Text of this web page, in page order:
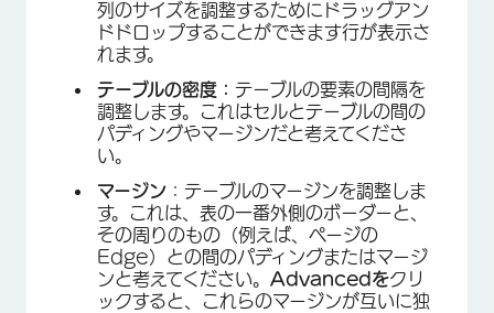
列のサイズを調整するためにドラッグアン
ドドロップすることができます行が表示さ
れます。
テーブルの密度： テーブルの要素の間隔を
調整します。これはセルとテーブルの間の
パディングやマージンだと考えてくださ
い。
マージン ：テーブルのマージンを調整しま
す。これは、表の一番外側のボーダーと、
その周りのもの（例えば、ページの
Edge）との間のパディングまたはマージ
ンと考えてください。 Advancedをクリ
ックすると、これらのマージンが互いに独